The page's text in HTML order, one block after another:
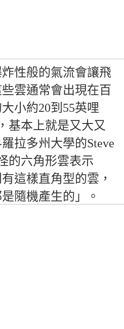
性般的氣流會讓飛
雲通常會出現在百
小約20到55英哩
基本上就是又大又
拉多州大學的Steve
的六角形雲表示
這樣直角型的雲，
隨機產生的」。